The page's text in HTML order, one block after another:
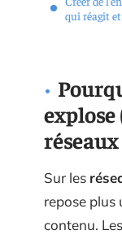
qui réagit
explose
Sur les
repose plus
contenu.